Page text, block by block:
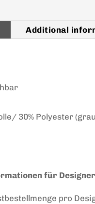
Additional
30% Polyester
für
pro